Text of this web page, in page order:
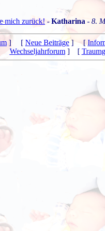
mich zurück! -Katharina - 8.
] [ Neue Beiträge] [
Wechseljahrforum] [